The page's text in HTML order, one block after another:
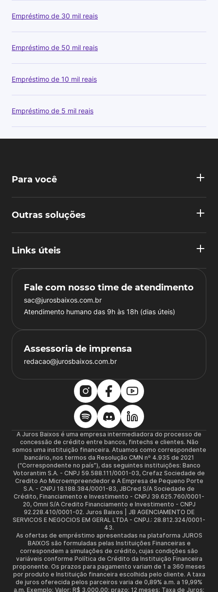
Empréstimo de 30 mil reais
Empréstimo de 50 mil reais
Empréstimo de 10 mil reais
Empréstimo de 5 mil reais
Para você
Outras soluções
Links úteis
Fale com nosso time de atendimento
sac@jurosbaixos.com.br
Atendimento humano das 9h às 18h (dias úteis)
Assessoria de imprensa
redacao@jurosbaixos.com.br
A Juros Baixos é uma empresa intermediadora do processo de
concessão de crédito entre bancos, fintechs e clientes. Não
somos uma instituição financeira. Atuamos como correspondente
bancário, nos termos da Resolução CMN nº 4.935 de 2021
(“Correspondente no país”), das seguintes instituições: Banco
Votorantim S.A. - CNPJ 59.588.111/0001-03, Crefaz Sociedade de
Credito Ao Microempreendedor e A Empresa de Pequeno Porte
S.A. - CNPJ 18.188.384/0001-83, JBCred S/A Sociedade de
Crédito, Financiamento e Investimento - CNPJ 39.625.760/0001-
20, Omni S/A Credito Financiamento e Investimento - CNPJ
92.228.410/0001-02. Juros Baixos | JB AGENCIAMENTO DE
SERVICOS E NEGOCIOS EM GERAL LTDA - CNPJ.: 28.812.324/0001-
43.
As ofertas de empréstimo apresentadas na plataforma JUROS
BAIXOS são formuladas pelas Instituições Financeiras e
correspondem a simulações de crédito, cujas condições são
variáveis conforme Política de Crédito da Instituição Financeira
proponente. Os prazos para pagamento variam de 1 a 360 meses
por produto e Instituição financeira escolhida pelo cliente. A taxa
de juros oferecida pelos parceiros varia de 0,89% a.m. a 19,99%
a.m. Exemplo: Valor: R$ 3.000,00; prazo: 12 meses; Taxa de Juros: